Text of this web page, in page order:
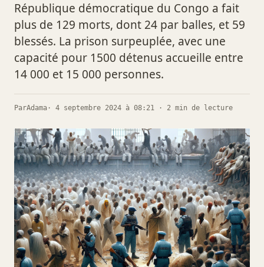
République démocratique du Congo a fait
plus de 129 morts, dont 24 par balles, et 59
blessés. La prison surpeuplée, avec une
capacité pour 1500 détenus accueille entre
14 000 et 15 000 personnes.
ParAdama · 4 septembre 2024 à 08:21 · 2 min de lecture